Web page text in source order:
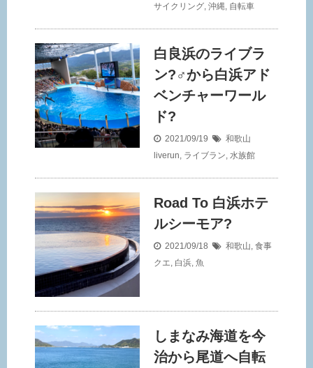
サイクリング, 沖縄, 自転車
白良浜のライブラ
ン?‍♂️から白浜アド
ベンチャーワール
ド?
2021/09/19
和歌山
liverun, ライブラン, 水族館
Road To 白浜ホテ
ルシーモア?
2021/09/18 和歌山, 食事
クエ, 白浜, 魚
しまなみ海道を今
治から尾道へ自転